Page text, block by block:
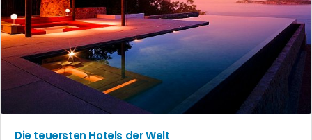
Die teuersten Hotels der Welt